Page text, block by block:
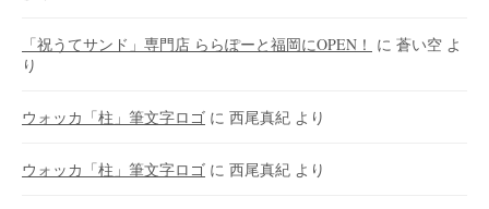
「祝うてサンド」専門店 ららぽーと福岡にOPEN！ に 蒼い空 よ
り
ウォッカ「柱」筆文字ロゴ に 西尾真紀 より
ウォッカ「柱」筆文字ロゴ に 西尾真紀 より